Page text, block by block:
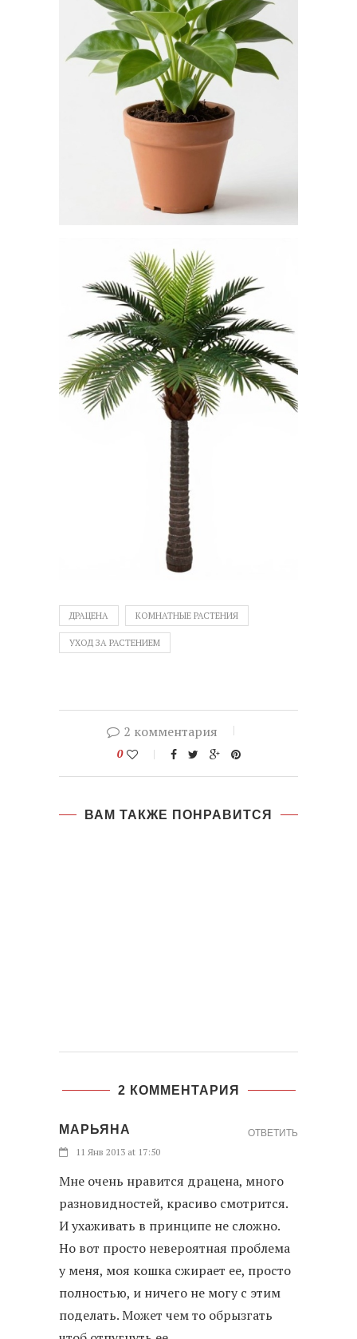
ДРАЦЕНА КОМНАТНЫЕ РАСТЕНИЯ
УХОД ЗА РАСТЕНИЕМ
2 комментария
0
ВАМ ТАКЖЕ ПОНРАВИТСЯ
2 КОММЕНТАРИЯ
МАРЬЯНА
11 Янв 2013 at 17:50
Мне очень нравится драцена, много
разновидностей, красиво смотрится.
И ухаживать в принципе не сложно.
Но вот просто невероятная проблема
у меня, моя кошка сжирает ее, просто
полностью, и ничего не могу с этим
поделать. Может чем то обрызгать
ОТВЕТИТЬ